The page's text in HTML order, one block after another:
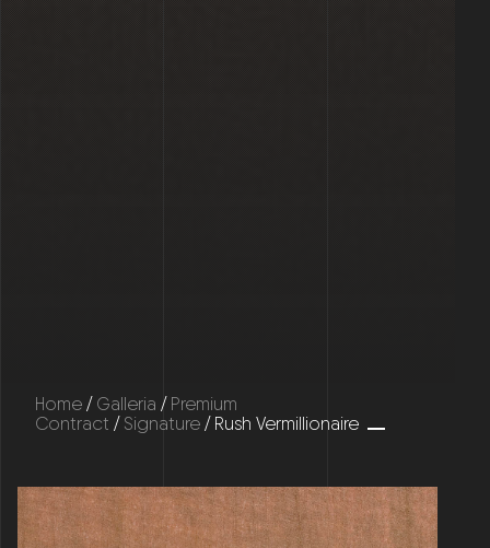
Home/Galleria /Premium
Contract /Signature/ Rush Vermillionaire